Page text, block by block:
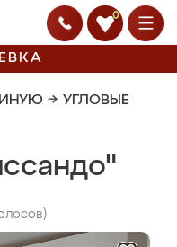
0
→ УГЛОВЫЕ